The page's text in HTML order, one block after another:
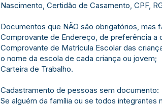
Nascimento, Certidão de Casamento, CPF,
Documentos que NÃO são obrigatórios, mas
Comprovante de Endereço, de preferência a
Comprovante de Matrícula Escolar das
o nome da escola de cada criança ou jovem;
Carteira de Trabalho.
Cadastramento de pessoas sem documento:
Se alguém da família ou se todos